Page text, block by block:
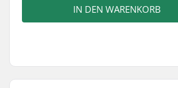
IN DEN WARENKORB